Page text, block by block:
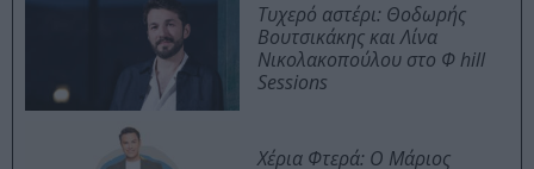
Τυχερό αστέρι: Θοδωρής
Βουτσικάκης και Λίνα
Νικολακοπούλου στο Φ hill
Sessions
Χέρια Φτερά: Ο Μάριος